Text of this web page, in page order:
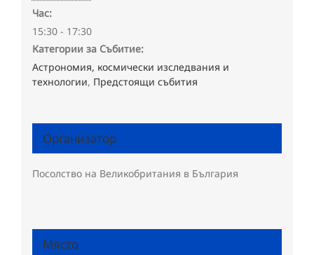
Час:
15:30 - 17:30
Категории за Събитие:
Астрономия, космически изследвания и
технологии, Предстоящи събития
Организатор
Посолство на Великобритания в България
Място